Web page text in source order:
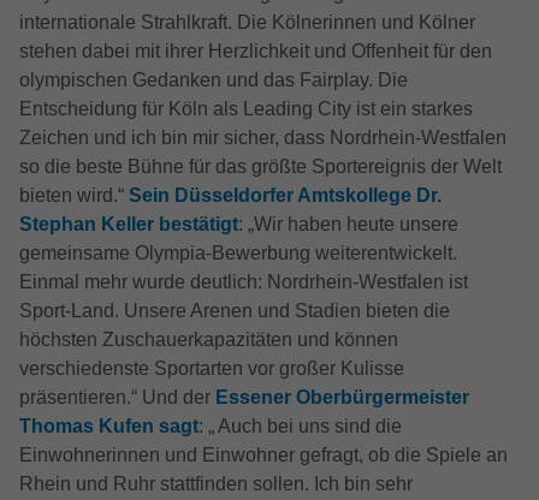
internationale Strahlkraft. Die Kölnerinnen und Kölner
stehen dabei mit ihrer Herzlichkeit und Offenheit für den
olympischen Gedanken und das Fairplay. Die
Entscheidung für Köln als Leading City ist ein starkes
Zeichen und ich bin mir sicher, dass Nordrhein-Westfalen
so die beste Bühne für das größte Sportereignis der Welt
bieten wird.“ Sein Düsseldorfer Amtskollege Dr.
Stephan Keller bestätigt: „Wir haben heute unsere
gemeinsame Olympia-Bewerbung weiterentwickelt.
Einmal mehr wurde deutlich: Nordrhein-Westfalen ist
Sport-Land. Unsere Arenen und Stadien bieten die
höchsten Zuschauerkapazitäten und können
verschiedenste Sportarten vor großer Kulisse
präsentieren.“ Und der Essener Oberbürgermeister
Thomas Kufen sagt: „ Auch bei uns sind die
Einwohnerinnen und Einwohner gefragt, ob die Spiele an
Rhein und Ruhr stattfinden sollen. Ich bin sehr